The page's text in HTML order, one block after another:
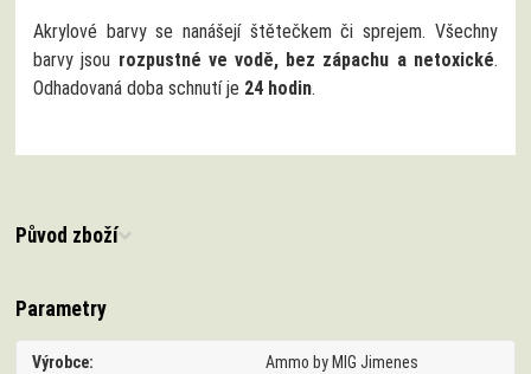
Akrylové barvy se nanášejí štětečkem či sprejem. Všechny
barvy jsou rozpustné ve vodě, bez zápachu a netoxické.
Odhadovaná doba schnutí je 24 hodin.
Původ zboží
Parametry
Výrobce Ammo by MIG Jimenes